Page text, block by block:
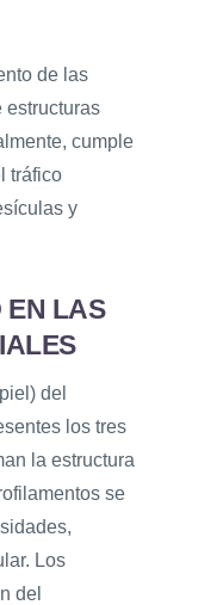
de las
estructuras
cumple
tráfico
y
EN LAS
del
los tres
la estructura
se
Los
del